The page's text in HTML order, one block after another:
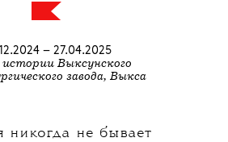
– 27.04.2025
Выксунского
завода, Выкса
никогда не бывает